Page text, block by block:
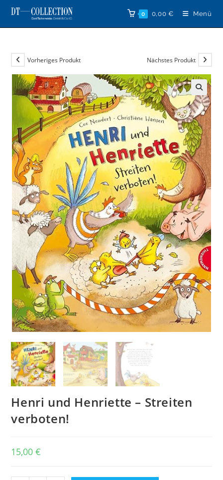
Zum
Inhalt
springen
0 0,00 € Menü
Vorheriges Produkt Nächstes Produkt
🔍
Henri und Henriette – Streiten
verboten!
15,00€